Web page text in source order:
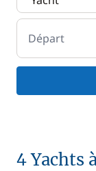
Départ
4 Yachts